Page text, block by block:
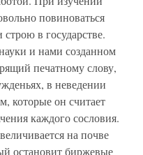
повиноваться
в государстве.
и нами созданном
печатному слову,
в неведении
которые он считает
каждого сословия.
на почве
остановит биржевые